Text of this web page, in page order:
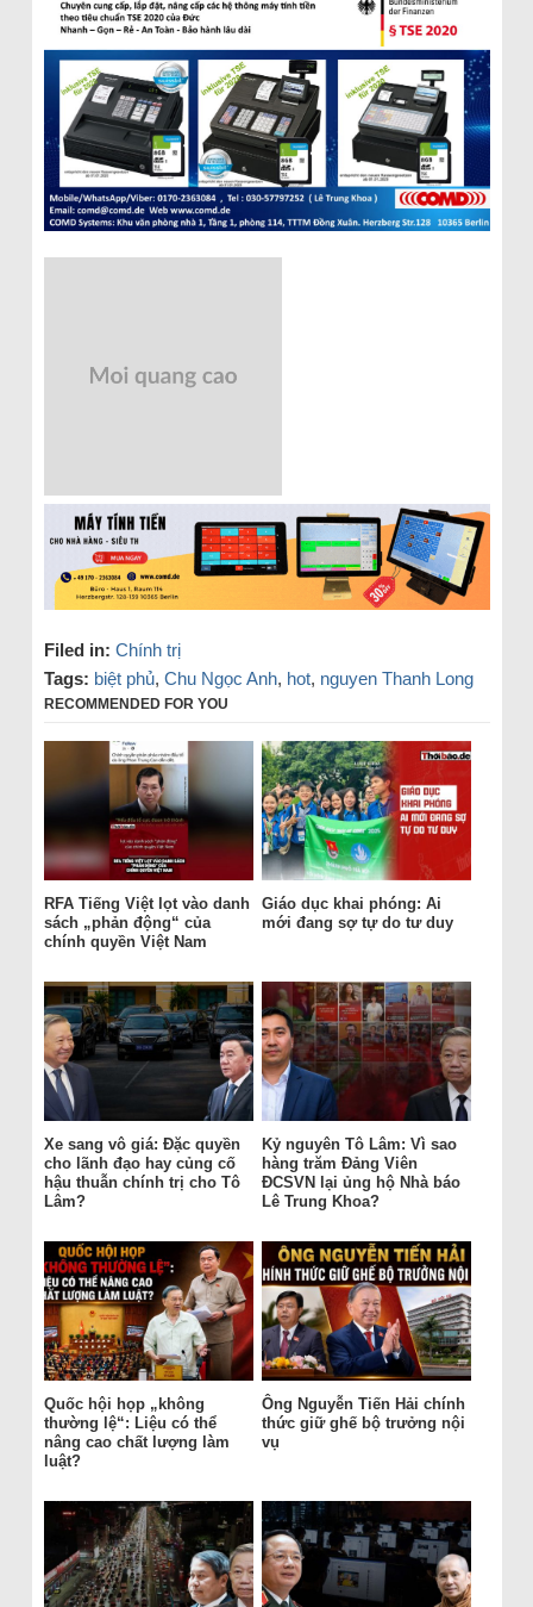
Filed in: Chính trị
Tags: biệt phủ, Chu Ngọc Anh, hot, nguyen Thanh Long
RECOMMENDED FOR YOU
RFA Tiếng Việt lọt vào danh
sách „phản động“ của
chính quyền Việt Nam
Giáo dục khai phóng: Ai
mới đang sợ tự do tư duy
Xe sang vô giá: Đặc quyền
cho lãnh đạo hay củng cố
hậu thuẫn chính trị cho Tô
Lâm?
Kỷ nguyên Tô Lâm: Vì sao
hàng trăm Đảng Viên
ĐCSVN lại ủng hộ Nhà báo
Lê Trung Khoa?
Quốc hội họp „không
thường lệ“: Liệu có thể
nâng cao chất lượng làm
luật?
Ông Nguyễn Tiến Hải chính
thức giữ ghế bộ trưởng nội
vụ